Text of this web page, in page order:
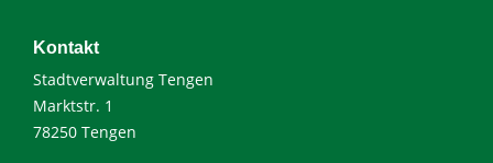
Kontakt
Stadtverwaltung Tengen
Marktstr. 1
78250 Tengen